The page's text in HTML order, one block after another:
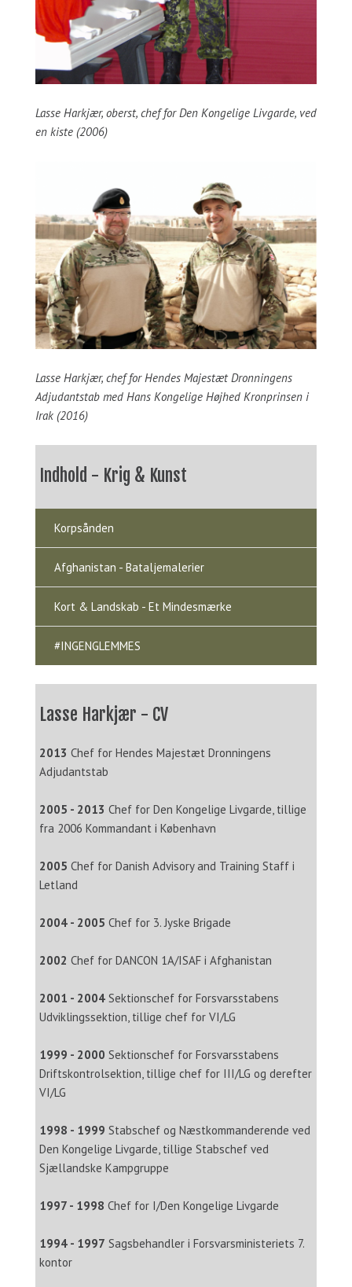
Lasse Harkjær, oberst, chef for Den Kongelige Livgarde, ved
en kiste (2006)
Lasse Harkjær, chef for Hendes Majestæt Dronningens
Adjudantstab med Hans Kongelige Højhed Kronprinsen i
Irak (2016)
Indhold - Krig & Kunst
Korpsånden
Afghanistan - Bataljemalerier
Kort & Landskab - Et Mindesmærke
#INGENGLEMMES
Lasse Harkjær - CV
2013 Chef for Hendes Majestæt Dronningens
Adjudantstab
2005 - 2013 Chef for Den Kongelige Livgarde, tillige
fra 2006 Kommandant i København
2005 Chef for Danish Advisory and Training Staff i
Letland
2004 - 2005 Chef for 3. Jyske Brigade
2002 Chef for DANCON 1A/ISAF i Afghanistan
2001 - 2004 Sektionschef for Forsvarsstabens
Udviklingssektion, tillige chef for VI/LG
1999 - 2000 Sektionschef for Forsvarsstabens
Driftskontrolsektion, tillige chef for III/LG og derefter
VI/LG
1998 - 1999 Stabschef og Næstkommanderende ved
Den Kongelige Livgarde, tillige Stabschef ved
Sjællandske Kampgruppe
1997 - 1998 Chef for I/Den Kongelige Livgarde
1994 - 1997 Sagsbehandler i Forsvarsministeriets 7.
kontor